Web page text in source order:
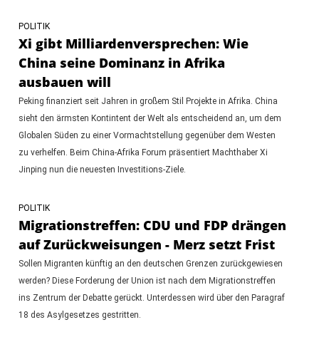
POLITIK
Xi gibt Milliardenversprechen: Wie
China seine Dominanz in Afrika
ausbauen will
Peking finanziert seit Jahren in großem Stil Projekte in Afrika. China
sieht den ärmsten Kontintent der Welt als entscheidend an, um dem
Globalen Süden zu einer Vormachtstellung gegenüber dem Westen
zu verhelfen. Beim China-Afrika Forum präsentiert Machthaber Xi
Jinping nun die neuesten Investitions-Ziele.
POLITIK
Migrationstreffen: CDU und FDP drängen
auf Zurückweisungen - Merz setzt Frist
Sollen Migranten künftig an den deutschen Grenzen zurückgewiesen
werden? Diese Forderung der Union ist nach dem Migrationstreffen
ins Zentrum der Debatte gerückt. Unterdessen wird über den Paragraf
18 des Asylgesetzes gestritten.